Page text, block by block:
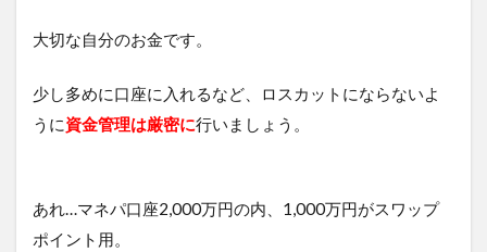
大切な自分のお金です。
少し多めに口座に入れるなど、ロスカットにならないよ
うに資金管理は厳密に行いましょう。
あれ…マネパ口座2,000万円の内、1,000万円がスワップ
ポイント用。